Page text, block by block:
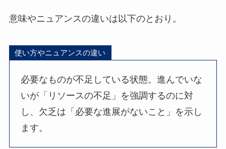
意味やニュアンスの違いは以下のとおり。
使い方やニュアンスの違い
必要なものが不足している状態。進んでいな
いが「リソースの不足」を強調するのに対
し、欠乏は「必要な進展がないこと」を示し
ます。